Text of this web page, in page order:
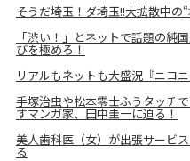
そうだ埼玉！ダ埼玉!!大拡散中の
「渋い！」とネットで話題の純
びを極めろ！
リアルもネットも大盛況『ニコ
手塚治虫や松本零士ふうタッチ
すマンガ家、田中圭一に迫る！
美人歯科医（女）が出張サービ
る